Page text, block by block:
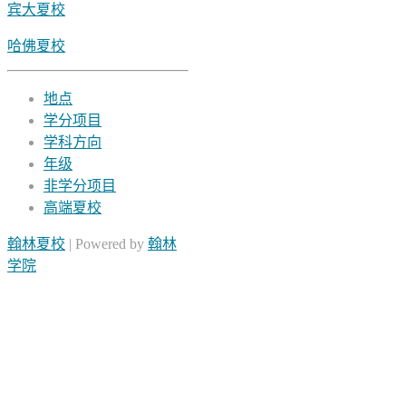
宾大夏校
哈佛夏校
地点
学分项目
学科方向
年级
非学分项目
高端夏校
翰林夏校 | Powered by 翰林
学院